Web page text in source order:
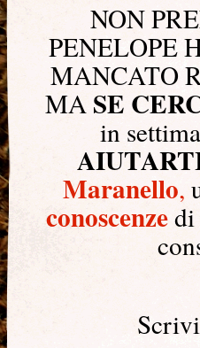
NON
PENELOPE
MANCATO
MA SE
in
Maranello,
conoscenzedi